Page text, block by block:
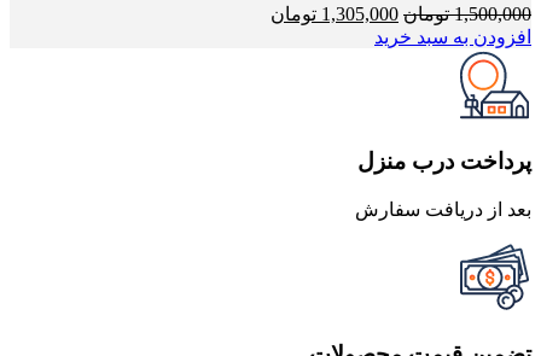
1,500,000 تومان قیمت
اصلی
1,305,000 تومان
افزودن به سبد خرید
پرداخت درب منزل
بعد از دریافت سفارش